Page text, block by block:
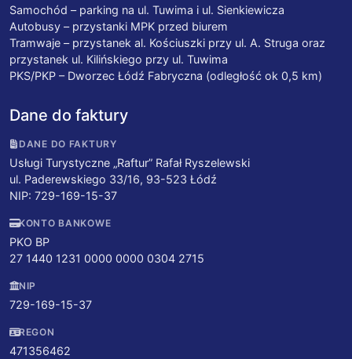
Samochód – parking na ul. Tuwima i ul. Sienkiewicza
Autobusy – przystanki MPK przed biurem
Tramwaje – przystanek al. Kościuszki przy ul. A. Struga oraz
przystanek ul. Kilińskiego przy ul. Tuwima
PKS/PKP – Dworzec Łódź Fabryczna (odległość ok 0,5 km)
Dane do faktury
DANE DO FAKTURY
Usługi Turystyczne „Raftur” Rafał Ryszelewski
ul. Paderewskiego 33/16, 93-523 Łódź
NIP: 729-169-15-37
KONTO BANKOWE
PKO BP
27 1440 1231 0000 0000 0304 2715
NIP
729-169-15-37
REGON
471356462